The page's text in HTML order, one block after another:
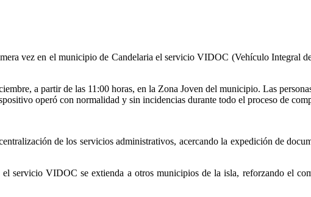
vez en el municipio de Candelaria el servicio VIDOC (Vehículo Integral
a partir de las 11:00 horas, en la Zona Joven del municipio. Las
operó con normalidad y sin incidencias durante todo el proceso de
de los servicios administrativos, acercando la expedición de
el servicio VIDOC se extienda a otros municipios de la isla, reforzando el